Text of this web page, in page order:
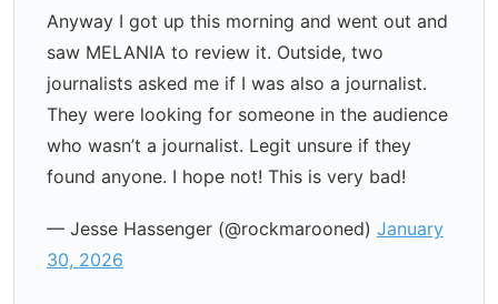
Anyway I got up this morning and went out and
saw MELANIA to review it. Outside, two
journalists asked me if I was also a journalist.
They were looking for someone in the audience
who wasn’t a journalist. Legit unsure if they
found anyone. I hope not! This is very bad!
— Jesse Hassenger (@rockmarooned) January
30, 2026